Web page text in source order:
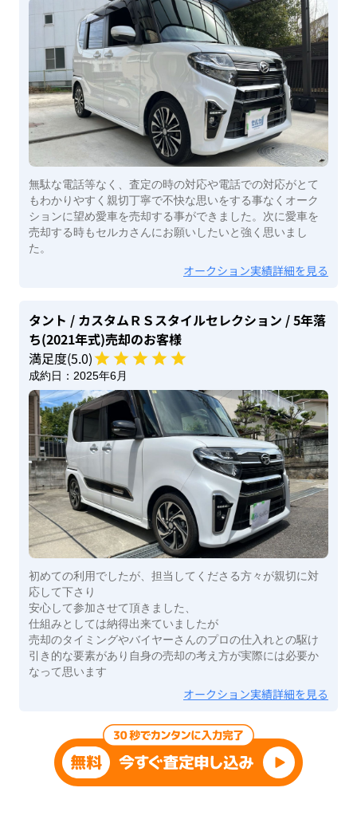
無駄な電話等なく、査定の時の対応や電話での対応がとて
もわかりやすく親切丁寧で不快な思いをする事なくオーク
ションに望め愛車を売却する事ができました。次に愛車を
売却する時もセルカさんにお願いしたいと強く思いまし
た。
オークション実績詳細を見る
タント / カスタムＲＳスタイルセレクション / 5年落
ち(2021年式)売却のお客様
満足度(5.0)
成約日： 2025年6月
初めての利用でしたが、担当してくださる方々が親切に対
応して下さり
安心して参加させて頂きました、
仕組みとしては納得出来ていましたが
売却のタイミングやバイヤーさんのプロの仕入れとの駆け
引き的な要素があり自身の売却の考え方が実際には必要か
なって思います
オークション実績詳細を見る